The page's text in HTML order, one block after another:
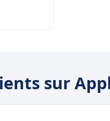
sur